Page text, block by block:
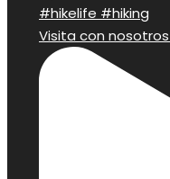
Visita con